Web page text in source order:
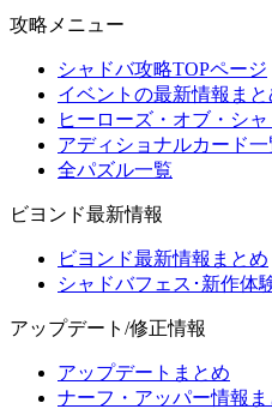
攻略メニュー
シャドバ攻略TOPページ
イベントの最新情報まと
ヒーローズ・オブ・シ
アディショナルカード一
全パズル一覧
ビヨンド最新情報
ビヨンド最新情報まとめ
シャドバフェス･新作体
アップデート/修正情報
アップデートまとめ
ナーフ・アッパー情報ま